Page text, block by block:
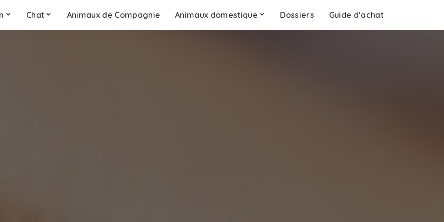
Chat Animaux de Compagnie Animaux domestique Dossiers Guide d’achat